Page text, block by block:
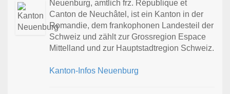
Neuenburg, amtlich frz. République et
Canton de Neuchâtel, ist ein Kanton in der
Romandie, dem frankophonen Landesteil der
Schweiz und zählt zur Grossregion Espace
Mittelland und zur Hauptstadtregion Schweiz.
Kanton-Infos Neuenburg